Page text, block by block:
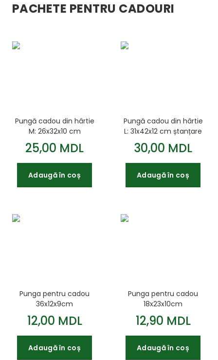
PACHETE PENTRU CADOURI
Pungă cadou din hârtie
M: 26x32x10 cm
BM.200067
25,00 MDL
Adaugă în coș
Pungă cadou din hârtie
L: 31x42x12 cm ștanțare
folie BM.200013
30,00 MDL
Adaugă în coș
Punga pentru cadou
36x12x9cm
12,00 MDL
Adaugă în coș
Punga pentru cadou
18x23x10cm
12,90 MDL
Adaugă în coș